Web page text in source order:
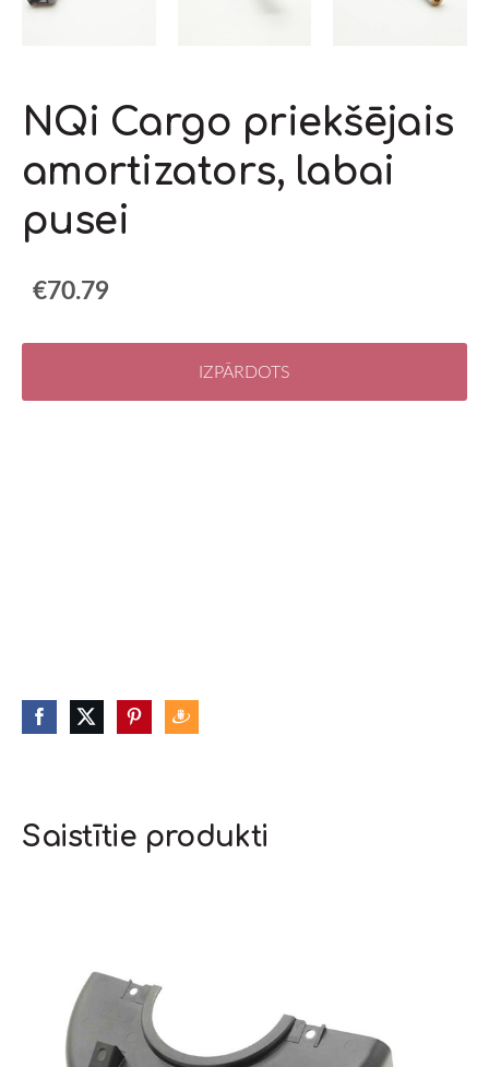
NQi Cargo priekšējais
amortizators, labai
pusei
€70.79
IZPĀRDOTS
Saistītie produkti